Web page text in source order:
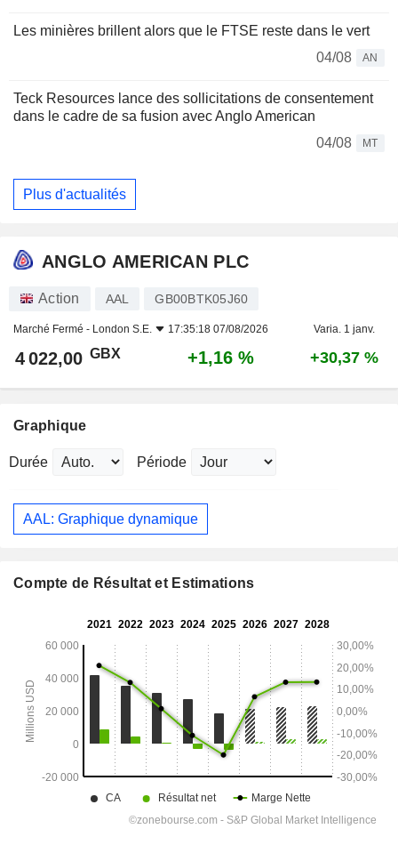
Les minières brillent alors que le FTSE reste dans le vert
04/08
AN
Teck Resources lance des sollicitations de consentement
dans le cadre de sa fusion avec Anglo American
04/08
MT
Plus d'actualités
ANGLO AMERICAN PLC
Action AAL GB00BTK05J60
Marché Fermé - London S.E. 17:35:18 07/08/2026 Varia. 1 janv.
4 022,00 GBX +1,16 % +30,37 %
Graphique
Durée Période
AAL: Graphique dynamique
Compte de Résultat et Estimations